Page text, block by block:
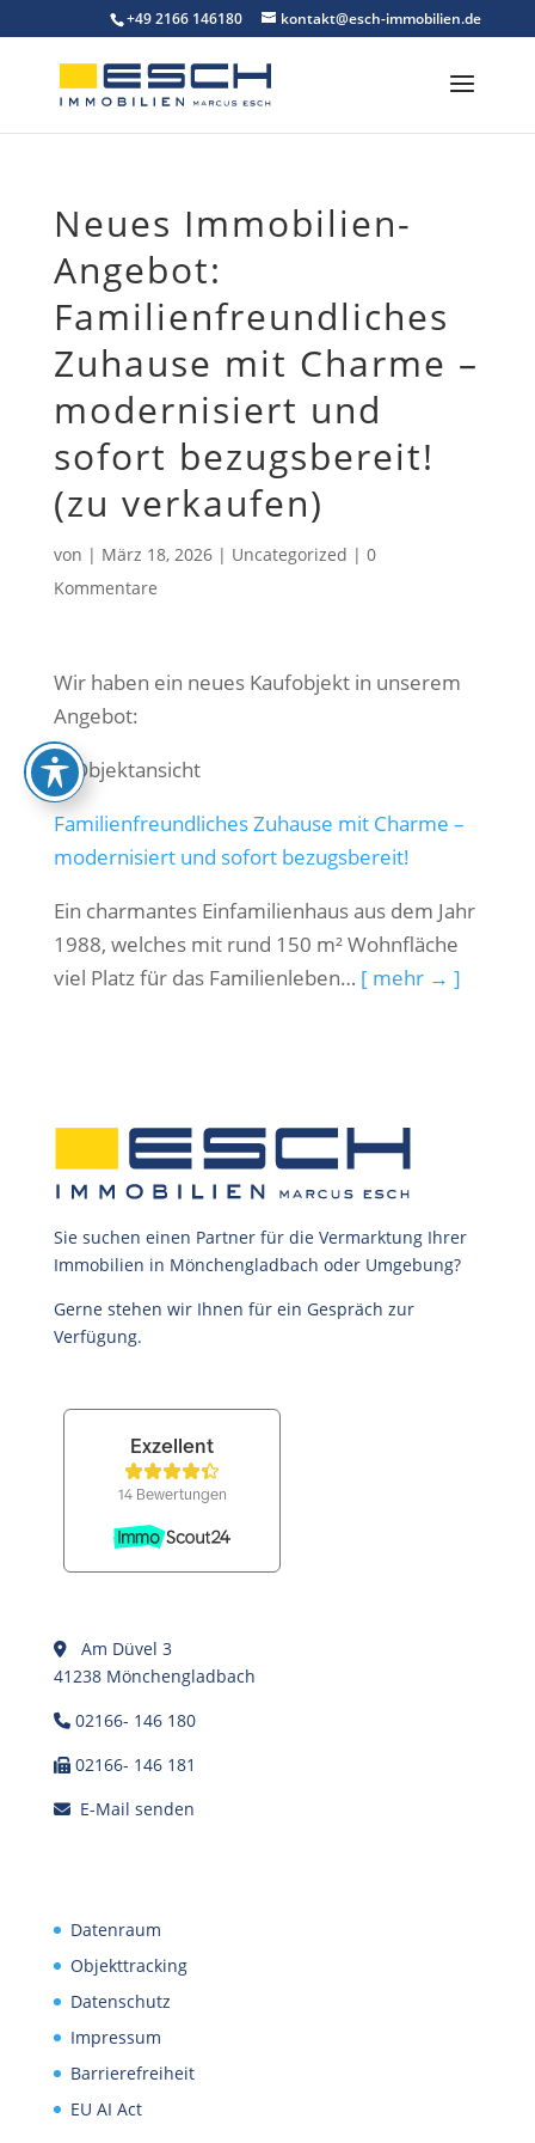
to
content
+49 2166 146180 kontakt@esch-immobilien.de
Neues Immobilien-
Angebot:
Familienfreundliches
Zuhause mit Charme –
modernisiert und
sofort bezugsbereit!
(zu verkaufen)
von | März 18, 2026| Uncategorized | 0
Kommentare
Wir haben ein neues Kaufobjekt in unserem
Angebot:
Familienfreundliches Zuhause mit Charme –
modernisiert und sofort bezugsbereit!
Ein charmantes Einfamilienhaus aus dem Jahr
1988, welches mit rund 150 m² Wohnfläche
viel Platz für das Familienleben… [ mehr → ]
Sie suchen einen Partner für die Vermarktung Ihrer
Immobilien in Mönchengladbach oder Umgebung?
Gerne stehen wir Ihnen für ein Gespräch zur
Verfügung.
Am Düvel 3
41238 Mönchengladbach
02166- 146 180
02166- 146 181
E-Mail senden
Datenraum
Objekttracking
Datenschutz
Impressum
Barrierefreiheit
EU AI Act